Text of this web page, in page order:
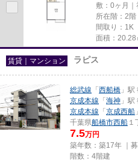
敷：0ヶ月｜
所在階：2階
間取り：1K
面積：20.28
賃貸｜マンション ラピス
総武線 「 西船橋 」
京成本線 「 海神 」駅
京成本線 「 京成西船
千葉県船橋市西船 １
7.5万円
築年数：築17年 ｜募
階数：4階建